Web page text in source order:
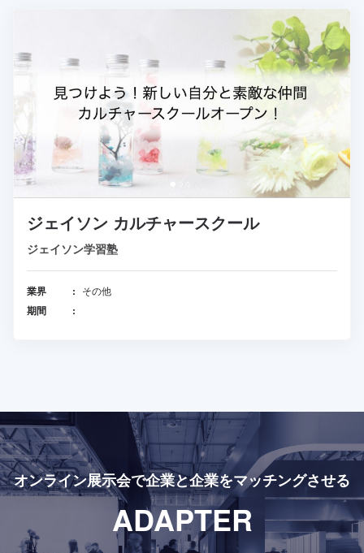
ジェイソン カルチャースクール
ジェイソン学習塾
業界 その他
期間
オンライン展示会で企業と企業をマッチングさせる
ADAPTER